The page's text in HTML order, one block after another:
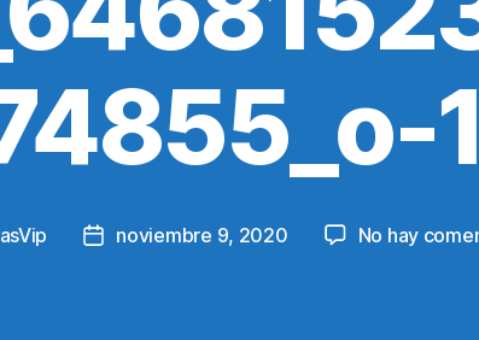
Postnoviembre 9, 2020 No hay